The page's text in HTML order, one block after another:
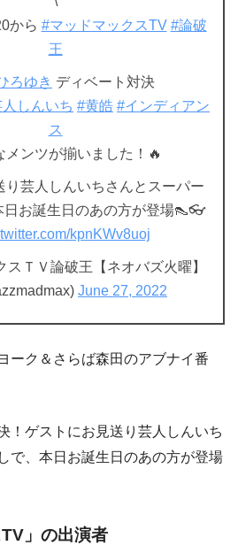
から #マッドマックスTV #論破
王
ろゆき ディベート対決
しんいち #黄皓 #インディアン
ス
メンツが揃いました！🔥
り芸人しんいちさんとスーパー
日お誕生日のあの方が登場👠👓
kpnKWv8uoj
ＴＶ論破王【ネオバズ火曜】
June 27, 2022
ーク＆さらば森田のアブナイ番
！ゲストにお見送り芸人しんいち
で、本日お誕生日のあの方が登場
TV」の出演者